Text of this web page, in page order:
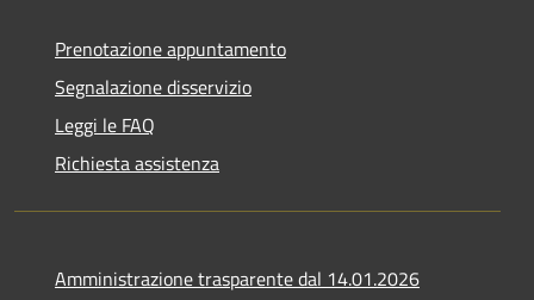
Prenotazione appuntamento
Segnalazione disservizio
Leggi le FAQ
Richiesta assistenza
Amministrazione trasparente dal 14.01.2026